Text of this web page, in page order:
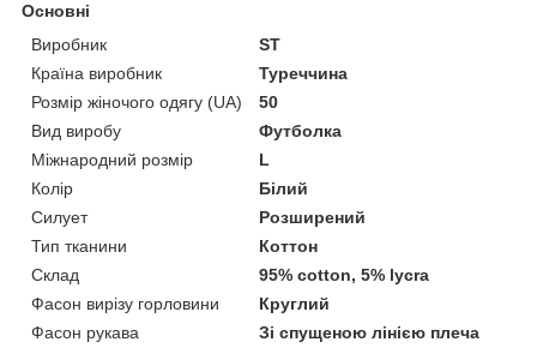
Основні
Виробник
ST
Країна виробник
Туреччина
Розмір жіночого одягу (UA)
50
Вид виробу
Футболка
Міжнародний розмір
L
Колір
Білий
Силует
Розширений
Тип тканини
Коттон
Склад
95% cotton, 5% lycra
Фасон вирізу горловини
Круглий
Фасон рукава
Зі спущеною лінією плеча